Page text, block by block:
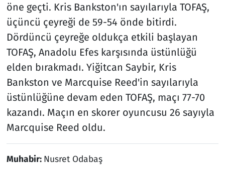
öne geçti. Kris Bankston'ın sayılarıyla TOFAŞ,
üçüncü çeyreği de 59-54 önde bitirdi.
Dördüncü çeyreğe oldukça etkili başlayan
TOFAŞ, Anadolu Efes karşısında üstünlüğü
elden bırakmadı. Yiğitcan Saybir, Kris
Bankston ve Marcquise Reed'in sayılarıyla
üstünlüğüne devam eden TOFAŞ, maçı 77-70
kazandı. Maçın en skorer oyuncusu 26 sayıyla
Marcquise Reed oldu.
Muhabir: Nusret Odabaş